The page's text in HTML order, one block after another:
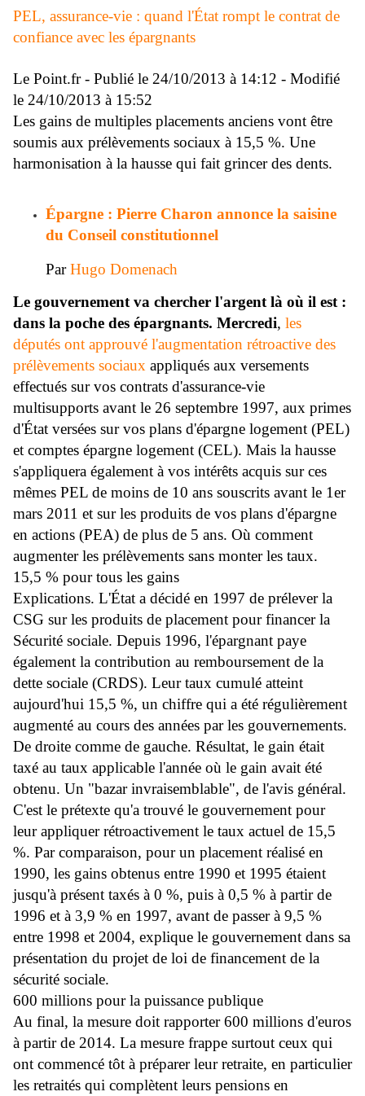
PEL, assurance-vie : quand l'État rompt le contrat de
confiance avec les épargnants
Le Point.fr - Publié le 24/10/2013 à 14:12 - Modifié
le 24/10/2013 à 15:52
Les gains de multiples placements anciens vont être
soumis aux prélèvements sociaux à 15,5 %. Une
harmonisation à la hausse qui fait grincer des dents.
Épargne : Pierre Charon annonce la saisine
du Conseil constitutionnel
ParHugo Domenach
Le gouvernement va chercher l'argent là où il est :
dans la poche des épargnants. Mercredi, les
députés ont approuvé l'augmentation rétroactive des
prélèvements sociaux appliqués aux versements
effectués sur vos contrats d'assurance-vie
multisupports avant le 26 septembre 1997, aux primes
d'État versées sur vos plans d'épargne logement (PEL)
et comptes épargne logement (CEL). Mais la hausse
s'appliquera également à vos intérêts acquis sur ces
mêmes PEL de moins de 10 ans souscrits avant le 1er
mars 2011 et sur les produits de vos plans d'épargne
en actions (PEA) de plus de 5 ans. Où comment
augmenter les prélèvements sans monter les taux.
15,5 % pour tous les gains
Explications. L'État a décidé en 1997 de prélever la
CSG sur les produits de placement pour financer la
Sécurité sociale. Depuis 1996, l'épargnant paye
également la contribution au remboursement de la
dette sociale (CRDS). Leur taux cumulé atteint
aujourd'hui 15,5 %, un chiffre qui a été régulièrement
augmenté au cours des années par les gouvernements.
De droite comme de gauche. Résultat, le gain était
taxé au taux applicable l'année où le gain avait été
obtenu. Un "bazar invraisemblable", de l'avis général.
C'est le prétexte qu'a trouvé le gouvernement pour
leur appliquer rétroactivement le taux actuel de 15,5
%. Par comparaison, pour un placement réalisé en
1990, les gains obtenus entre 1990 et 1995 étaient
jusqu'à présent taxés à 0 %, puis à 0,5 % à partir de
1996 et à 3,9 % en 1997, avant de passer à 9,5 %
entre 1998 et 2004, explique le gouvernement dans sa
présentation du projet de loi de financement de la
sécurité sociale.
600 millions pour la puissance publique
Au final, la mesure doit rapporter 600 millions d'euros
à partir de 2014. La mesure frappe surtout ceux qui
ont commencé tôt à préparer leur retraite, en particulier
les retraités qui complètent leurs pensions en